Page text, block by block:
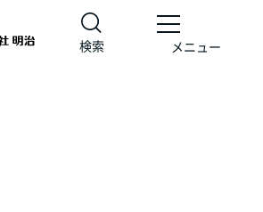
検索 メニュー